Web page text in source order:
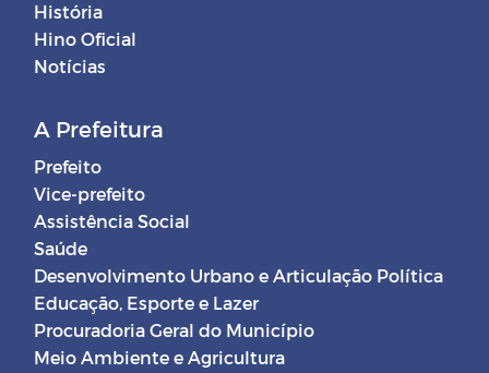
História
Hino Oficial
Notícias
A Prefeitura
Prefeito
Vice-prefeito
Assistência Social
Saúde
Desenvolvimento Urbano e Articulação Política
Educação, Esporte e Lazer
Procuradoria Geral do Município
Meio Ambiente e Agricultura